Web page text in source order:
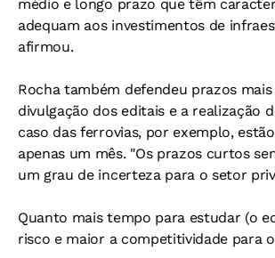
médio e longo prazo que têm
adequam aos investimentos de
afirmou.
Rocha também defendeu prazos
divulgação dos editais e a realização
caso das ferrovias, por exemplo,
apenas um mês. "Os prazos curtos
um grau de incerteza para o setor
Quanto mais tempo para estudar (o
risco e maior a competitividade para